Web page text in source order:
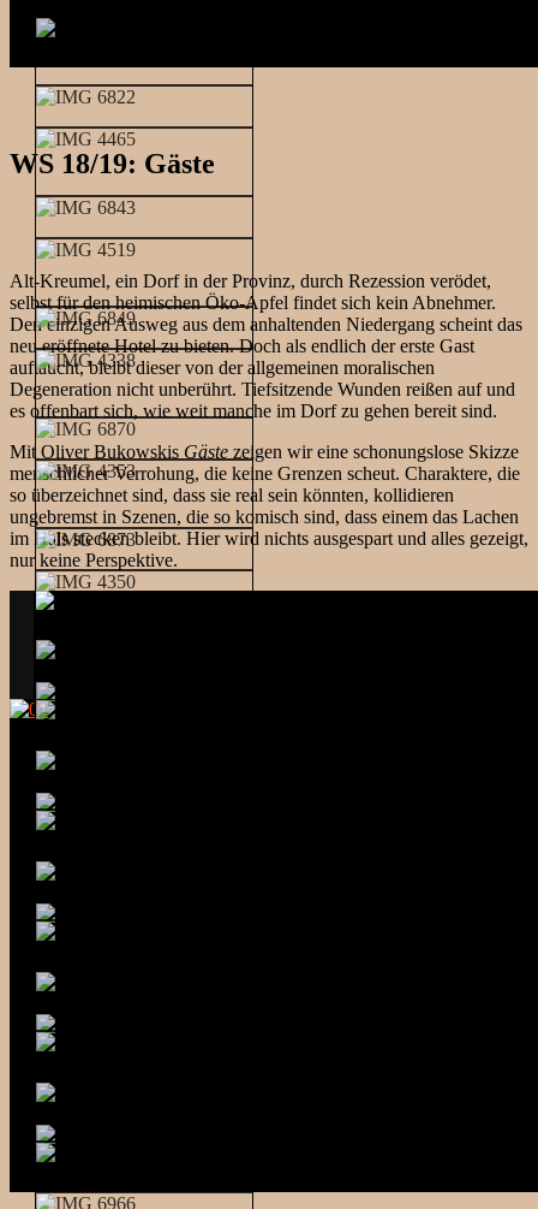
WS 18/19: Gäste
Alt-Kreumel, ein Dorf in der Provinz, durch Rezession verödet,
selbst für den heimischen Öko-Apfel findet sich kein Abnehmer.
Den einzigen Ausweg aus dem anhaltenden Niedergang scheint das
neu eröffnete Hotel zu bieten. Doch als endlich der erste Gast
auftaucht, bleibt dieser von der allgemeinen moralischen
Degeneration nicht unberührt. Tiefsitzende Wunden reißen auf und
es offenbart sich, wie weit manche im Dorf zu gehen bereit sind.
Mit Oliver Bukowskis Gäste zeigen wir eine schonungslose Skizze
menschlicher Verrohung, die keine Grenzen scheut. Charaktere, die
so überzeichnet sind, dass sie real sein könnten, kollidieren
ungebremst in Szenen, die so komisch sind, dass einem das Lachen
im Hals stecken bleibt. Hier wird nichts ausgespart und alles gezeigt,
nur keine Perspektive.